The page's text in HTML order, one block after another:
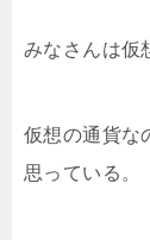
みなさんは仮
仮想の通貨な
思っている。